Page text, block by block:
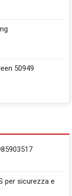
50949
per sicurezza e